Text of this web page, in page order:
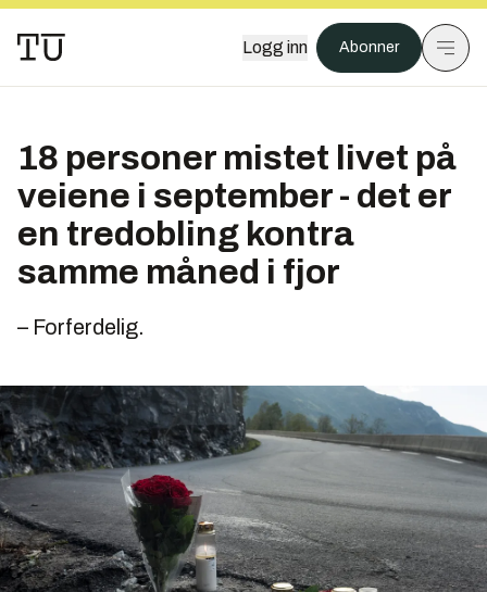
Logg inn Abonner
18 personer mistet livet på
veiene i september - det er
en tredobling kontra
samme måned i fjor
– Forferdelig.